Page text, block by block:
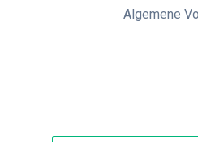
Algemene